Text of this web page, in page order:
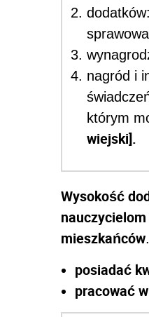
nagród i
którym
wiejski].
Wysokość
mieszkańców
posiadać
pracować